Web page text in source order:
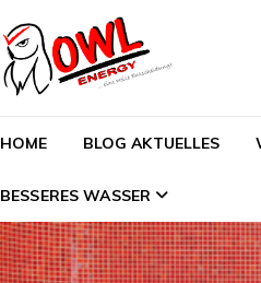
OWL-Energy
HOME BLOG AKTUELLES
BESSERES WASSER